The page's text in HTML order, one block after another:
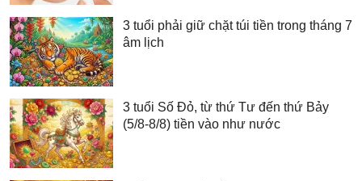
3 tuổi phải giữ chặt túi tiền trong tháng 7
âm lịch
3 tuổi Số Đỏ, từ thứ Tư đến thứ Bảy
(5/8-8/8) tiền vào như nước